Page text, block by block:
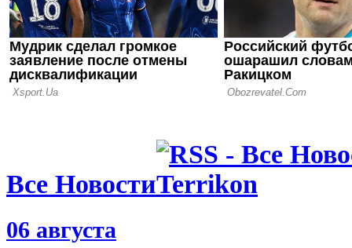
23.10.23 20:13
Аякс
отставку
Все Новости
06 августа